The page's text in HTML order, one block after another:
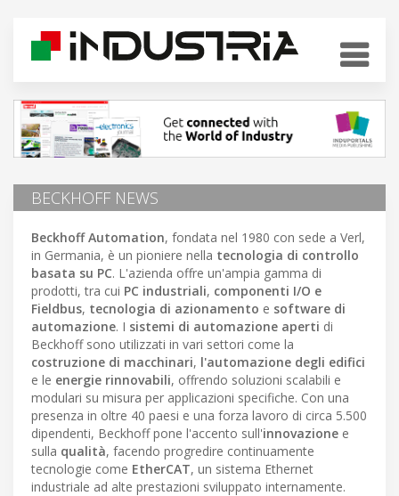
BECKHOFF NEWS
Beckhoff Automation, fondata nel 1980 con sede a Verl,
in Germania, è un pioniere nella tecnologia di controllo
basata su PC. L'azienda offre un'ampia gamma di
prodotti, tra cui PC industriali, componenti I/O e
Fieldbus, tecnologia di azionamento e software di
automazione. I sistemi di automazione aperti di
Beckhoff sono utilizzati in vari settori come la
costruzione di macchinari, l'automazione degli edifici
e le energie rinnovabili, offrendo soluzioni scalabili e
modulari su misura per applicazioni specifiche. Con una
presenza in oltre 40 paesi e una forza lavoro di circa 5.500
dipendenti, Beckhoff pone l'accento sull'innovazione e
sulla qualità, facendo progredire continuamente
tecnologie come EtherCAT, un sistema Ethernet
industriale ad alte prestazioni sviluppato internamente.